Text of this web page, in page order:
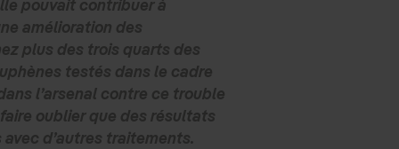
amélioration des
plus des trois quarts des
testés dans le cadre
l’arsenal contre ce trouble
oublier que des résultats
d’autres traitements.